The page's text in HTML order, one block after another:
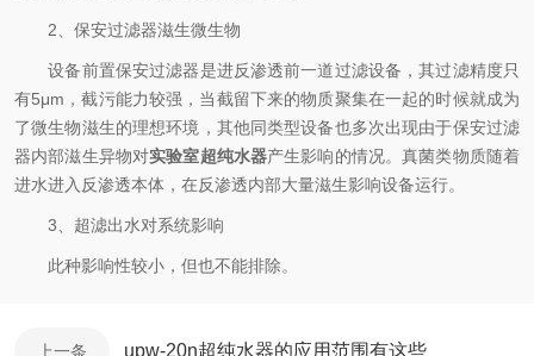
2、保安过滤器滋生微生物
设备前置保安过滤器是进反渗透前一道过滤设备，其过滤精度只
有5μm，截污能力较强，当截留下来的物质聚集在一起的时候就成为
了微生物滋生的理想环境，其他同类型设备也多次出现由于保安过滤
器内部滋生异物对实验室超纯水器产生影响的情况。真菌类物质随着
进水进入反渗透本体，在反渗透内部大量滋生影响设备运行。
3、超滤出水对系统影响
此种影响性较小，但也不能排除。
上一条 upw-20n超纯水器的应用范围有这些